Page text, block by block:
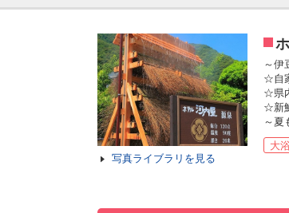
写真ライブラリを見る
～伊
☆自
☆県
☆新
～夏
大